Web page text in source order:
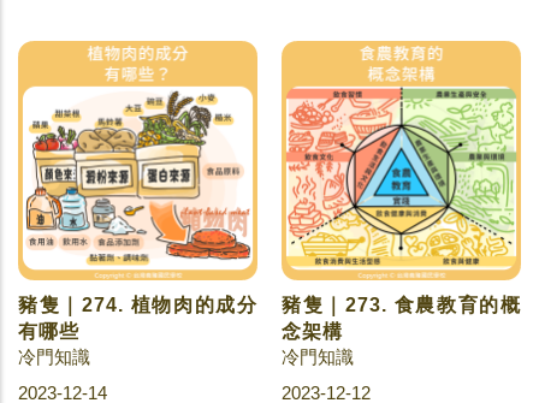
豬隻｜274. 植物肉的成分
有哪些
冷門知識
2023-12-14
豬隻｜273. 食農教育的概
念架構
冷門知識
2023-12-12